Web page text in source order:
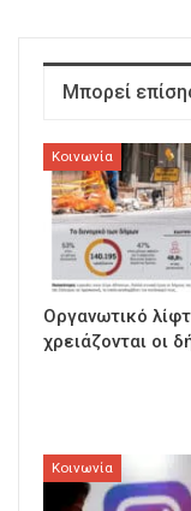
Μπορεί
Κοινωνία
Οργανωτικό
χρειάζονται οι
Κοινωνία